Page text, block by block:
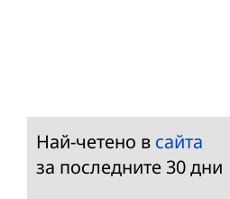
Най-четено в сайта
за последните 30 дни